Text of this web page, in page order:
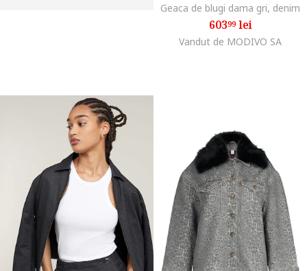
Geaca de blugi dama gri, denim
60399lei
Vandut de MODIVO SA